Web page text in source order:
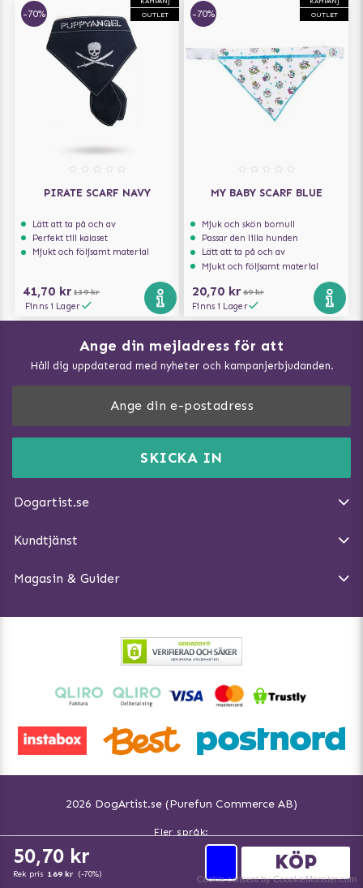
OUTLET
-70%
PIRATE SCARF NAVY
Lätt att ta på och av
Perfekt till kalaset
Mjukt och följsamt material
41,70 kr 139 kr
Finns i Lager
OUTLET
-70%
MY BABY SCARF BLUE
Mjuk och skön bomull
Passar den lilla hunden
Lätt att ta på och av
Mjukt och följsamt material
20,70 kr 69 kr
Finns i Lager
Ange din mejladress för att
Håll dig uppdaterad med nyheter och kampanjerbjudanden.
SKICKA IN
Dogartist.se
DogArtist.se drivs av:
E-post:info@dogartist.se
Kundtjänst
Ångra Köp
Magasin & Guider
Vad kan hundar äta?
Träna Nose Work hemma
Så gör du promenaden roligare
Hundbäddar
2026 DogArtist.se (Purefun Commerce AB)
Fler språk:
Svenska www.dogartist.se
FÄRGER
50,70 kr
Rek pris 169 kr (-70%) KÖP
Cookie consent by CoookieMonster.com